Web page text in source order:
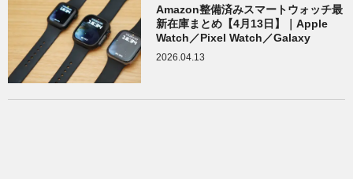
Amazon整備済みスマートウォッチ最
新在庫まとめ【4月13日】｜Apple
Watch／Pixel Watch／Galaxy
2026.04.13